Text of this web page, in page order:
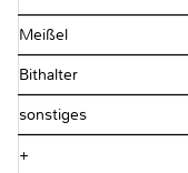
Meißel
Bithalter
sonstiges
+